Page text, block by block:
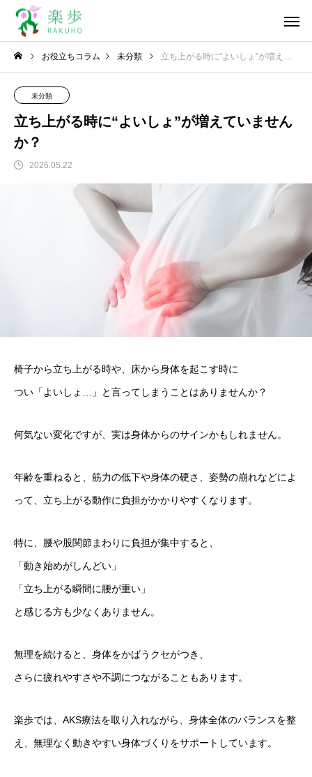
お役立ちコラム 未分類 立ち上がる時に“よいしょ”が増えていませんか？
未分類
立ち上がる時に“よいしょ”が増えていません
か？
2026.05.22
椅子から立ち上がる時や、床から身体を起こす時に
つい「よいしょ…」と言ってしまうことはありませんか？
何気ない変化ですが、実は身体からのサインかもしれません。
年齢を重ねると、筋力の低下や身体の硬さ、姿勢の崩れなどによ
って、立ち上がる動作に負担がかかりやすくなります。
特に、腰や股関節まわりに負担が集中すると、
「動き始めがしんどい」
「立ち上がる瞬間に腰が重い」
と感じる方も少なくありません。
無理を続けると、身体をかばうクセがつき、
さらに疲れやすさや不調につながることもあります。
楽歩では、AKS療法を取り入れながら、身体全体のバランスを整
え、無理なく動きやすい身体づくりをサポートしています。